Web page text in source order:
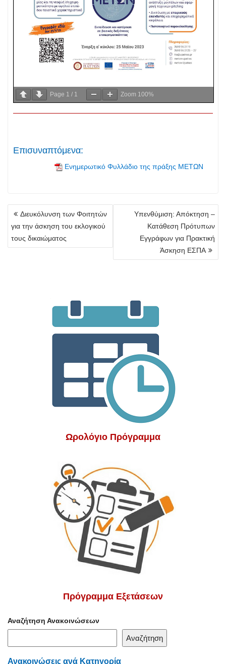
Page 1 / 1 Zoom 100%
Επισυναπτόμενα:
Ενημερωτικό Φυλλάδιο της πράξης ΜΕΤΩΝ
Πλοήγηση
Διευκόλυνση των Φοιτητών
για την άσκηση του εκλογικού
τους δικαιώματος
Υπενθύμιση: Απόκτηση –
Κατάθεση Πρότυπων
Εγγράφων για Πρακτική
Άσκηση ΕΣΠΑ
Ωρολόγιο Πρόγραμμα
Πρόγραμμα Εξετάσεων
Αναζήτηση Ανακοινώσεων
Αναζήτηση
Ανακοινώσεις ανά Κατηγορία